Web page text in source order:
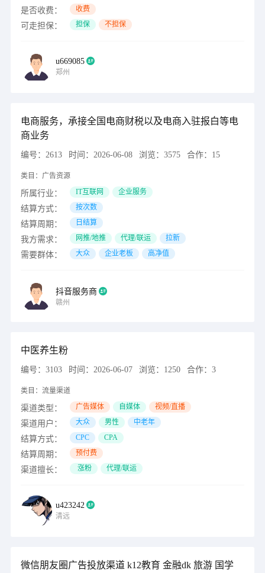
是否收费： 收费
可走担保： 担保 不担保
u669085
郑州
电商服务，承接全国电商财税以及电商入驻报白等电
商业务
编号： 2613 时间： 2026-06-08 浏览： 3575 合作： 15
类目： 广告资源
所属行业： IT互联网 企业服务
结算方式： 按次数
结算周期： 日结算
我方需求： 网推/地推 代理/联运 拉新
需要群体： 大众 企业老板 高净值
抖音服务商
赣州
中医养生粉
编号： 3103 时间： 2026-06-07 浏览： 1250 合作： 3
类目： 流量渠道
渠道类型： 广告媒体 自媒体 视频/直播
渠道用户： 大众 男性 中老年
结算方式： CPC CPA
结算周期： 预付费
渠道擅长： 涨粉 代理/联运
u423242
清远
微信朋友圈广告投放渠道 k12教育 金融dk 旅游 国学